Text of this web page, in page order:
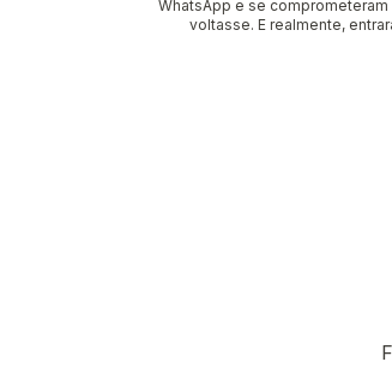
WhatsApp e se comprometeram
voltasse. E realmente,